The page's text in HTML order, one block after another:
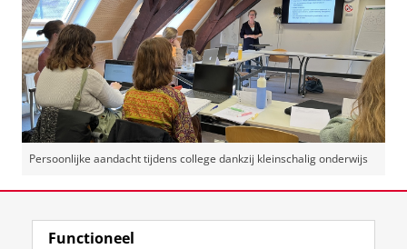
Persoonlijke aandacht tijdens college dankzij kleinschalig onderwijs
Deel dit Facebook LinkedIn
Functioneel